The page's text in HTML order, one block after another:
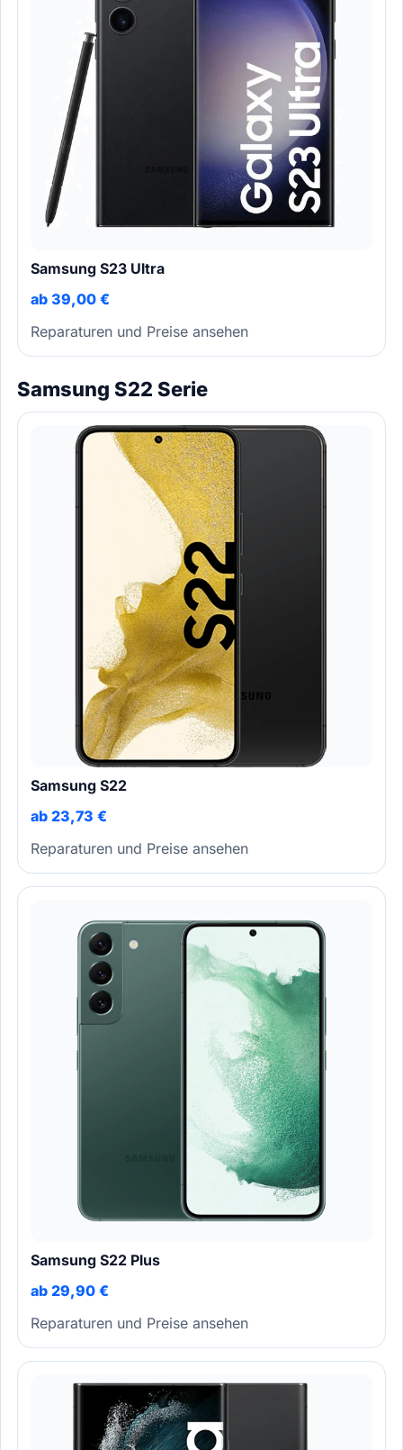
Samsung S23 Ultra
ab 39,00 €
Reparaturen und Preise ansehen
Samsung S22 Serie
Samsung S22
ab 23,73 €
Reparaturen und Preise ansehen
Samsung S22 Plus
ab 29,90 €
Reparaturen und Preise ansehen